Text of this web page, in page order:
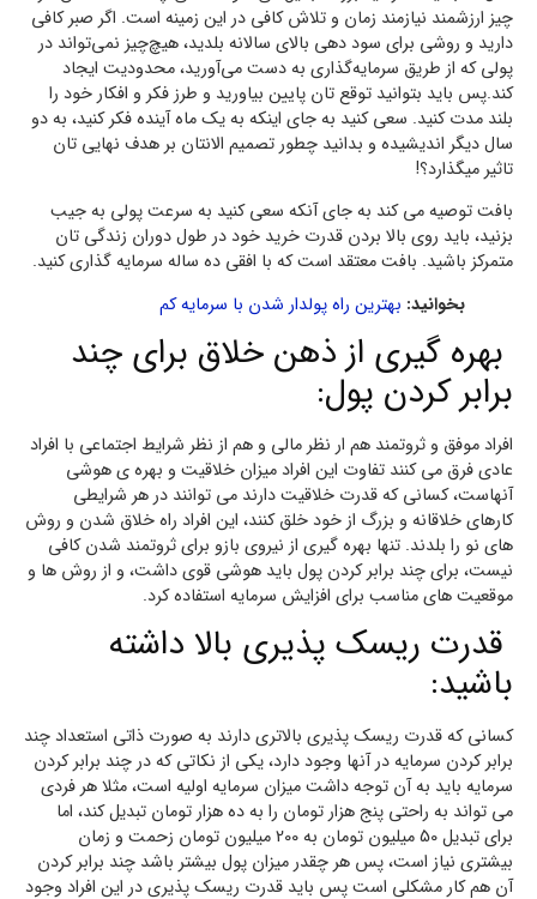
چیز ارزشمند نیازمند زمان و تلاش کافی در این زمینه است. اگر صبر کافی
دارید و روشی برای سود دهی بالای سالانه بلدید، هیچ‌چیز نمی‌تواند در
پولی که از طریق سرمایه‌گذاری به دست می‌آورید، محدودیت ایجاد
کند.پس باید بتوانید توقع تان پایین بیاورید و طرز فکر و افکار خود را
بلند مدت کنید. سعی کنید به جای اینکه به یک ماه آینده فکر کنید، به دو
سال دیگر اندیشیده و بدانید چطور تصمیم الانتان بر هدف نهایی تان
تاثیر میگذارد؟!
بافت توصیه می کند به جای آنکه سعی کنید به سرعت پولی به جیب
بزنید، باید روی بالا بردن قدرت خرید خود در طول دوران زندگی تان
متمرکز باشید. بافت معتقد است که با افقی ده ساله سرمایه گذاری کنید.
بخوانید: بهترین راه پولدار شدن با سرمایه کم
بهره گیری از ذهن خلاق برای چند
برابر کردن پول:
افراد موفق و ثروتمند هم ار نظر مالی و هم از نظر شرایط اجتماعی با افراد
عادی فرق می کنند تفاوت این افراد میزان خلاقیت و بهره ی هوشی
آنهاست، کسانی که قدرت خلاقیت دارند می توانند در هر شرایطی
کارهای خلاقانه و بزرگ از خود خلق کنند، این افراد راه خلاق شدن و روش
های نو را بلدند. تنها بهره گیری از نیروی بازو برای ثروتمند شدن کافی
نیست، برای چند برابر کردن پول باید هوشی قوی داشت، و از روش ها و
موقعیت های مناسب برای افزایش سرمایه استفاده کرد.
قدرت ریسک پذیری بالا داشته
باشید:
کسانی که قدرت ریسک پذیری بالاتری دارند به صورت ذاتی استعداد چند
برابر کردن سرمایه در آنها وجود دارد، یکی از نکاتی که در چند برابر کردن
سرمایه باید به آن توجه داشت میزان سرمایه اولیه است، مثلا هر فردی
می تواند به راحتی پنج هزار تومان را به ده هزار تومان تبدیل کند، اما
برای تبدیل 50 میلیون تومان به 200 میلیون تومان زحمت و زمان
بیشتری نیاز است، پس هر چقدر میزان پول بیشتر باشد چند برابر کردن
آن هم کار مشکلی است پس باید قدرت ریسک پذیری در این افراد وجود